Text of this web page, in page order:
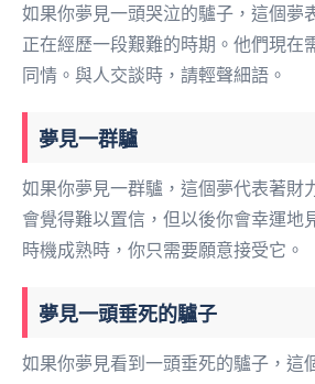
如果你夢見一頭哭泣的驢子，這個夢
正在經歷一段艱難的時期。他們現在
同情。與人交談時，請輕聲細語。
夢見一群驢
如果你夢見一群驢，這個夢代表著財
會覺得難以置信，但以後你會幸運地
時機成熟時，你只需要願意接受它。
夢見一頭垂死的驢子
如果你夢見看到一頭垂死的驢子，這